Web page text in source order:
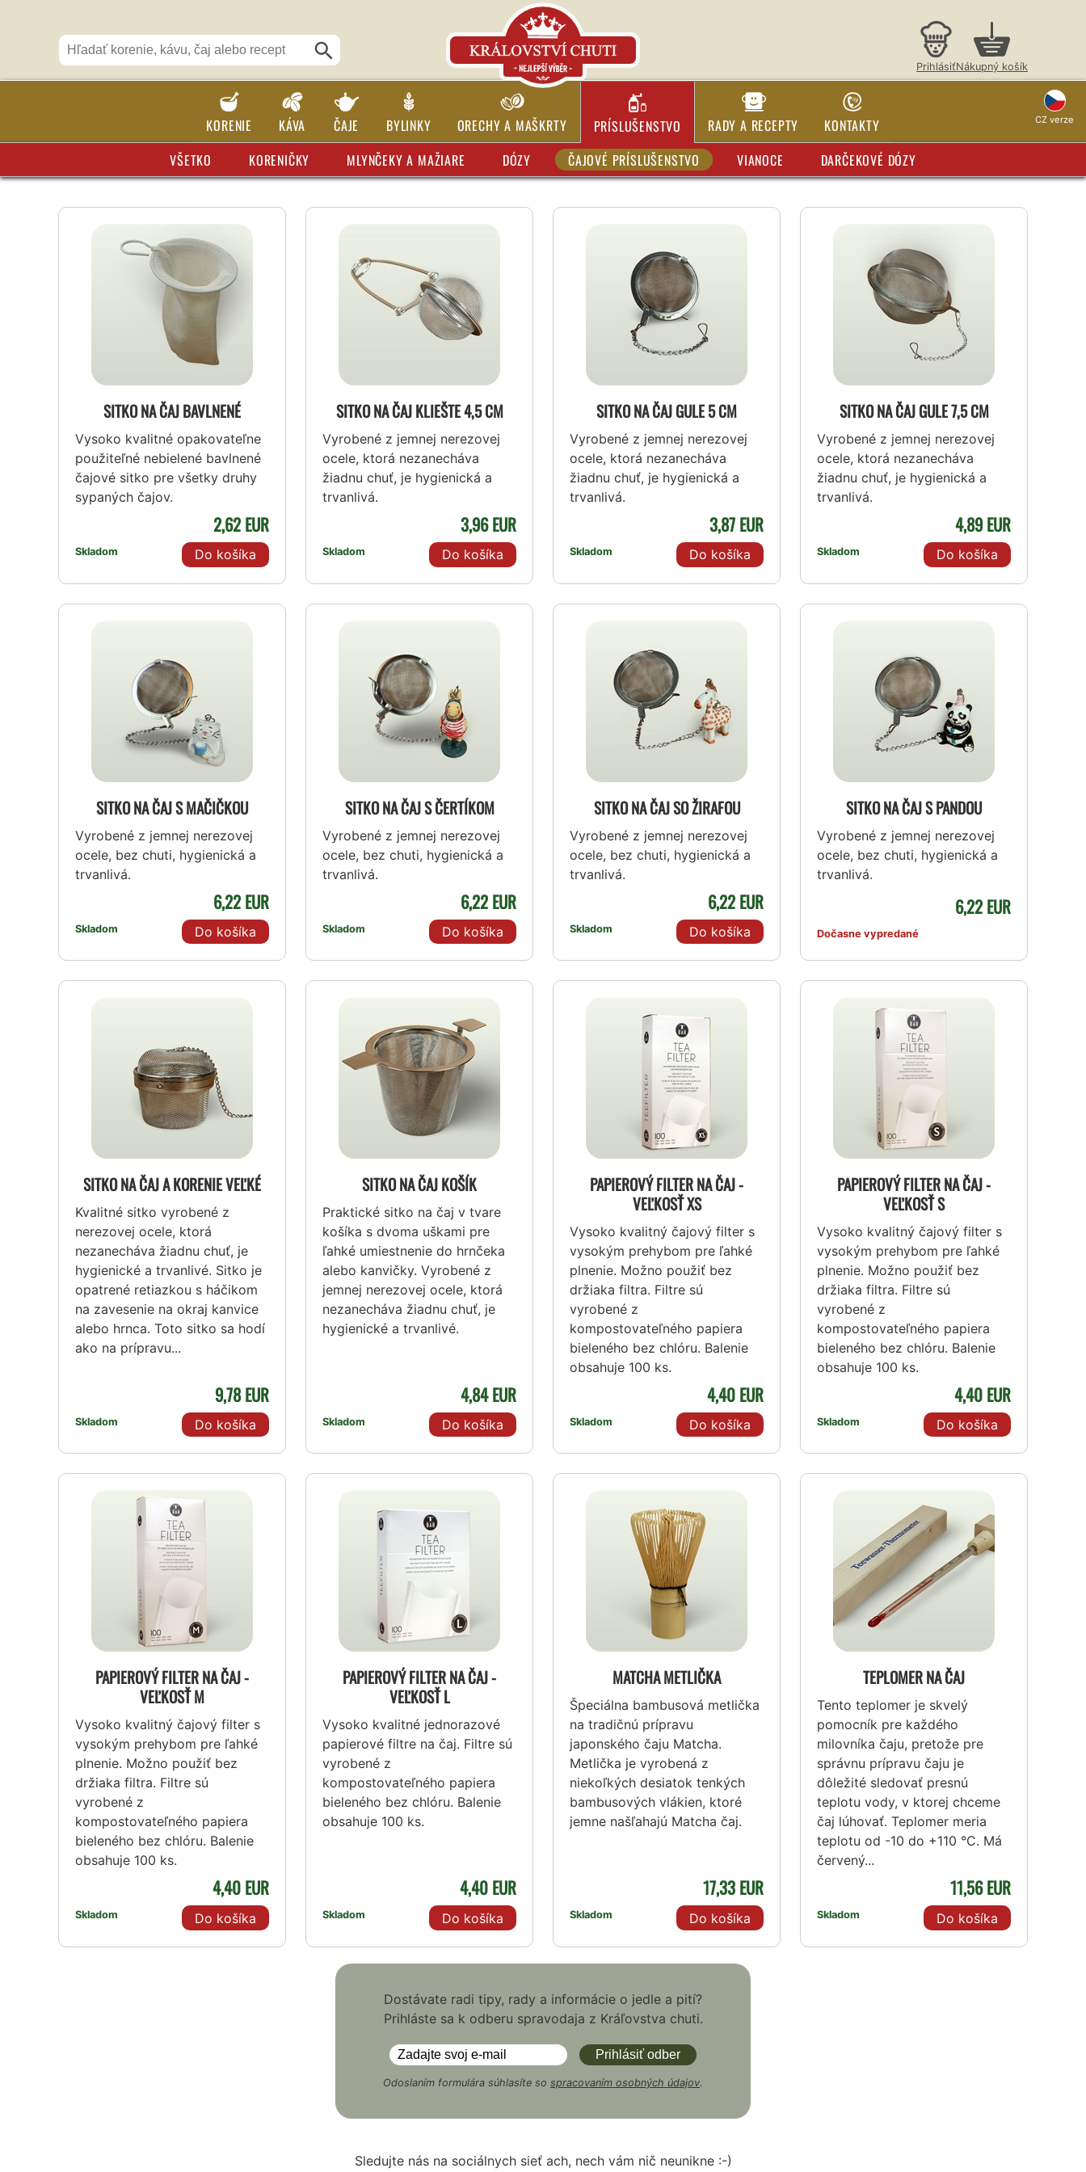
PrihlásiťNákupný košík
KORENIE KÁVA ČAJE BYLINKY ORECHY A MAŠKRTY PRÍSLUŠENSTVO RADY A RECEPTY KONTAKTY CZ verze
VŠETKO KORENIČKY MLYNČEKY A MAŽIARE DÓZY ČAJOVÉ PRÍSLUŠENSTVO VIANOCE DARČEKOVÉ DÓZY
SITKO NA ČAJ BAVLNENÉ
Vysoko kvalitné opakovateľne
použiteľné nebielené bavlnené
čajové sitko pre všetky druhy
sypaných čajov.
Skladom
2,62 EUR
Do košíka
SITKO NA ČAJ KLIEŠTE 4,5 CM
Vyrobené z jemnej nerezovej
ocele, ktorá nezanecháva
žiadnu chuť, je hygienická a
trvanlivá.
Skladom
3,96 EUR
Do košíka
SITKO NA ČAJ GULE 5 CM
Vyrobené z jemnej nerezovej
ocele, ktorá nezanecháva
žiadnu chuť, je hygienická a
trvanlivá.
Skladom
3,87 EUR
Do košíka
SITKO NA ČAJ GULE 7,5 CM
Vyrobené z jemnej nerezovej
ocele, ktorá nezanecháva
žiadnu chuť, je hygienická a
trvanlivá.
Skladom
4,89 EUR
Do košíka
SITKO NA ČAJ S MAČIČKOU
Vyrobené z jemnej nerezovej
ocele, bez chuti, hygienická a
trvanlivá.
Skladom
6,22 EUR
Do košíka
SITKO NA ČAJ S ČERTÍKOM
Vyrobené z jemnej nerezovej
ocele, bez chuti, hygienická a
trvanlivá.
Skladom
6,22 EUR
Do košíka
SITKO NA ČAJ SO ŽIRAFOU
Vyrobené z jemnej nerezovej
ocele, bez chuti, hygienická a
trvanlivá.
Skladom
6,22 EUR
Do košíka
SITKO NA ČAJ S PANDOU
Vyrobené z jemnej nerezovej
ocele, bez chuti, hygienická a
trvanlivá.
Dočasne vypredané
6,22 EUR
SITKO NA ČAJ A KORENIE VEĽKÉ
Kvalitné sitko vyrobené z
nerezovej ocele, ktorá
nezanecháva žiadnu chuť, je
hygienické a trvanlivé. Sitko je
opatrené retiazkou s háčikom
na zavesenie na okraj kanvice
alebo hrnca. Toto sitko sa hodí
ako na prípravu...
Skladom
9,78 EUR
Do košíka
SITKO NA ČAJ KOŠÍK
Praktické sitko na čaj v tvare
košíka s dvoma uškami pre
ľahké umiestnenie do hrnčeka
alebo kanvičky. Vyrobené z
jemnej nerezovej ocele, ktorá
nezanecháva žiadnu chuť, je
hygienické a trvanlivé.
Skladom
4,84 EUR
Do košíka
PAPIEROVÝ FILTER NA ČAJ -
VEĽKOSŤ XS
Vysoko kvalitný čajový filter s
vysokým prehybom pre ľahké
plnenie. Možno použiť bez
držiaka filtra. Filtre sú
vyrobené z
kompostovateľného papiera
bieleného bez chlóru. Balenie
obsahuje 100 ks.
Skladom
4,40 EUR
Do košíka
PAPIEROVÝ FILTER NA ČAJ -
VEĽKOSŤ S
Vysoko kvalitný čajový filter s
vysokým prehybom pre ľahké
plnenie. Možno použiť bez
držiaka filtra. Filtre sú
vyrobené z
kompostovateľného papiera
bieleného bez chlóru. Balenie
obsahuje 100 ks.
Skladom
4,40 EUR
Do košíka
PAPIEROVÝ FILTER NA ČAJ -
VEĽKOSŤ M
Vysoko kvalitný čajový filter s
vysokým prehybom pre ľahké
plnenie. Možno použiť bez
držiaka filtra. Filtre sú
vyrobené z
kompostovateľného papiera
bieleného bez chlóru. Balenie
obsahuje 100 ks.
Skladom
4,40 EUR
Do košíka
PAPIEROVÝ FILTER NA ČAJ -
VEĽKOSŤ L
Vysoko kvalitné jednorazové
papierové filtre na čaj. Filtre sú
vyrobené z
kompostovateľného papiera
bieleného bez chlóru. Balenie
obsahuje 100 ks.
Skladom
4,40 EUR
Do košíka
MATCHA METLIČKA
Špeciálna bambusová metlička
na tradičnú prípravu
japonského čaju Matcha.
Metlička je vyrobená z
niekoľkých desiatok tenkých
bambusových vlákien, ktoré
jemne našľahajú Matcha čaj.
Skladom
17,33 EUR
Do košíka
TEPLOMER NA ČAJ
Tento teplomer je skvelý
pomocník pre každého
milovníka čaju, pretože pre
správnu prípravu čaju je
dôležité sledovať presnú
teplotu vody, v ktorej chceme
čaj lúhovať. Teplomer meria
teplotu od -10 do +110 °C. Má
červený...
Skladom
11,56 EUR
Do košíka
Dostávate radi tipy, rady a informácie o jedle a pití?
Prihláste sa k odberu spravodaja z Kráľovstva chuti.
Odoslaním formulára súhlasíte so spracovaním osobných údajov.
Sledujte nás na sociálnych sieť ach, nech vám nič neunikne :-)